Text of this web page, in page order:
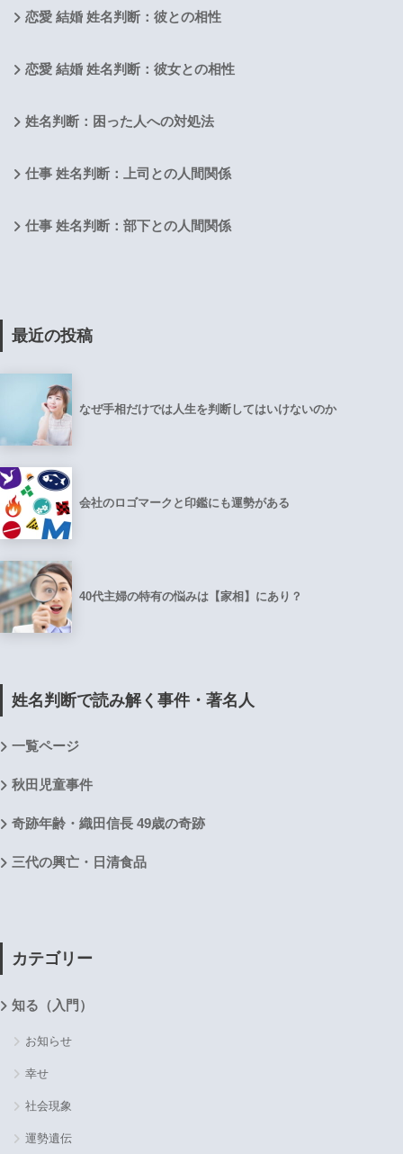
恋愛 結婚 姓名判断：彼との相性
恋愛 結婚 姓名判断：彼女との相性
姓名判断：困った人への対処法
仕事 姓名判断：上司との人間関係
仕事 姓名判断：部下との人間関係
最近の投稿
なぜ手相だけでは人生を判断してはいけないのか
会社のロゴマークと印鑑にも運勢がある
40代主婦の特有の悩みは【家相】にあり？
姓名判断で読み解く事件・著名人
一覧ページ
秋田児童事件
奇跡年齢・織田信長 49歳の奇跡
三代の興亡・日清食品
カテゴリー
知る（入門）
お知らせ
幸せ
社会現象
運勢遺伝